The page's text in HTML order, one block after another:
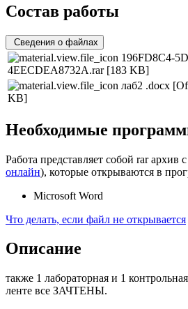
Состав работы
Сведения о файлах
196FD8C4-
4EECDEA8732A.rar [183 KB]
лаб2 .docx
KB]
Необходимые
Работа представляет собой rar архив
онлайн), которые открываются в
Microsoft Word
Что делать, если файл не открывается
Описание
также 1 лабораторная и 1
ленте все ЗАЧТЕНЫ.